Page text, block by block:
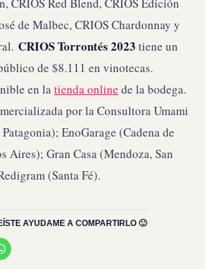
CRIOS Red Blend, CRIOS Edición
de Malbec, CRIOS Chardonnay y
CRIOS Torrontés 2023 tiene un
de $8.111 en vinotecas.
en latienda online de la bodega.
por la Consultora Umami
EnoGarage (Cadena de
Aires); Gran Casa (Mendoza, San
(Santa Fé).
AYUDAME A COMPARTIRLO 🙂